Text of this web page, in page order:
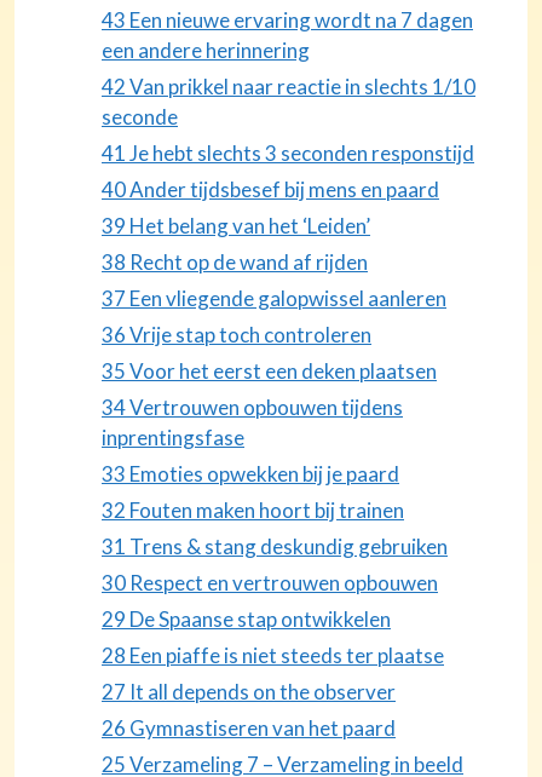
43 Een nieuwe ervaring wordt na 7 dagen
een andere herinnering
42 Van prikkel naar reactie in slechts 1/10
seconde
41 Je hebt slechts 3 seconden responstijd
40 Ander tijdsbesef bij mens en paard
39 Het belang van het ‘Leiden’
38 Recht op de wand af rijden
37 Een vliegende galopwissel aanleren
36 Vrije stap toch controleren
35 Voor het eerst een deken plaatsen
34 Vertrouwen opbouwen tijdens
inprentingsfase
33 Emoties opwekken bij je paard
32 Fouten maken hoort bij trainen
31 Trens & stang deskundig gebruiken
30 Respect en vertrouwen opbouwen
29 De Spaanse stap ontwikkelen
28 Een piaffe is niet steeds ter plaatse
27 It all depends on the observer
26 Gymnastiseren van het paard
25 Verzameling 7 – Verzameling in beeld